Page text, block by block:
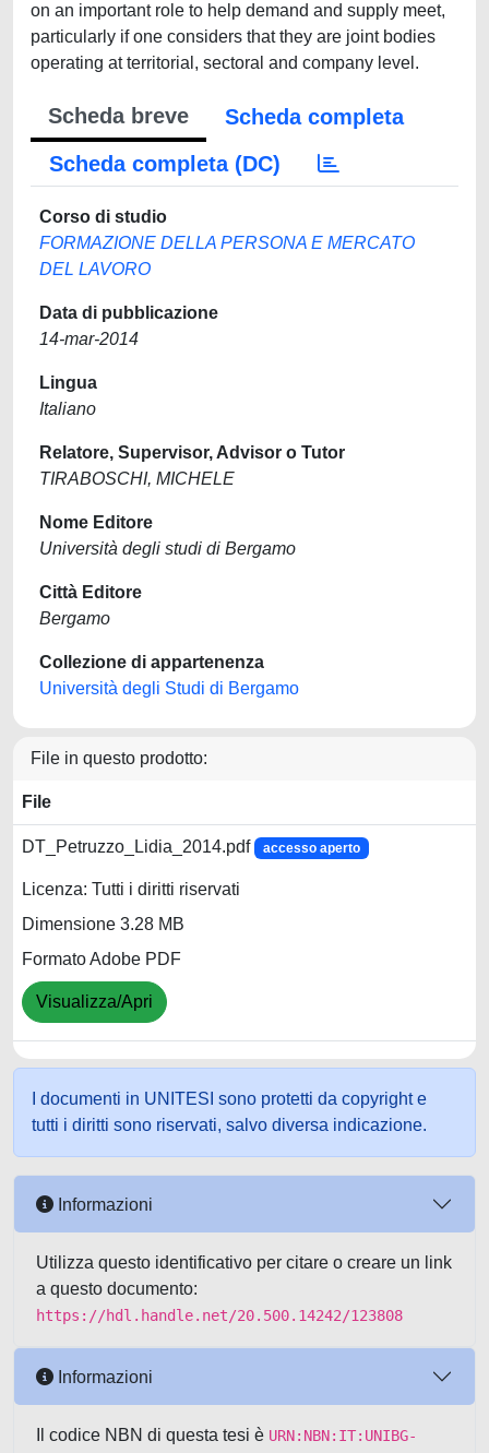
on an important role to help demand and supply meet,
particularly if one considers that they are joint bodies
operating at territorial, sectoral and company level.
Scheda breve
Scheda completa
Scheda completa (DC)
Corso di studio
FORMAZIONE DELLA PERSONA E MERCATO
DEL LAVORO
Data di pubblicazione
14-mar-2014
Lingua
Italiano
Relatore, Supervisor, Advisor o Tutor
TIRABOSCHI, MICHELE
Nome Editore
Università degli studi di Bergamo
Città Editore
Bergamo
Collezione di appartenenza
Università degli Studi di Bergamo
File in questo prodotto:
File
DT_Petruzzo_Lidia_2014.pdf accesso aperto
Licenza: Tutti i diritti riservati
Dimensione 3.28 MB
Formato Adobe PDF
Visualizza/Apri
I documenti in UNITESI sono protetti da copyright e
tutti i diritti sono riservati, salvo diversa indicazione.
Informazioni
Utilizza questo identificativo per citare o creare un link
a questo documento:
https://hdl.handle.net/20.500.14242/123808
Informazioni
Il codice NBN di questa tesi è URN:NBN:IT:UNIBG-